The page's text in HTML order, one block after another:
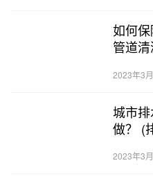
如何
管道
2023年3
城市
做？ (
2023年3